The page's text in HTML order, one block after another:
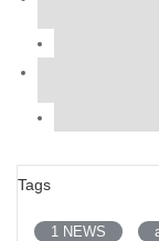
Tags
1 NEWS